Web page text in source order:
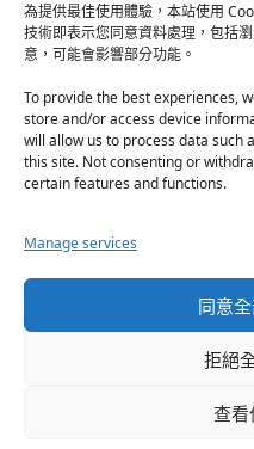
為提供最佳使用體驗，本站使用
技術即表示您同意資料處理，包括
意，可能會影響部分功能。
To provide the best experiences,
store and/or access device
will allow us to process data such
this site. Not consenting or
certain features and functions.
Manage services
同意
拒絕
查看
熱帶魚·2026-06-22
之前看到網路上有人說灰二自
真…
於『強風吹拂』
珊· 2026-06-18
第…
於『白領羽球部』